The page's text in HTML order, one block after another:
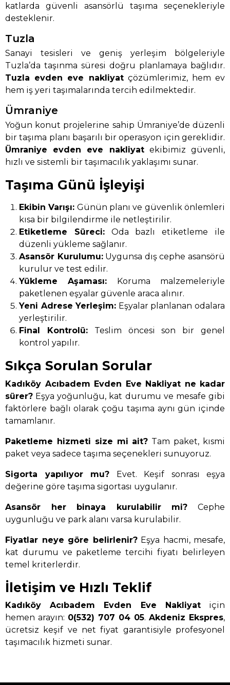
katlarda güvenli asansörlü taşıma seçenekleriyle
desteklenir.
Tuzla
Sanayi tesisleri ve geniş yerleşim bölgeleriyle
Tuzla’da taşınma süresi doğru planlamaya bağlıdır.
Tuzla evden eve nakliyatçözümlerimiz, hem ev
hem iş yeri taşımalarında tercih edilmektedir.
Ümraniye
Yoğun konut projelerine sahip Ümraniye’de düzenli
bir taşıma planı başarılı bir operasyon için gereklidir.
Ümraniye evden eve nakliyatekibimiz güvenli,
hızlı ve sistemli bir taşımacılık yaklaşımı sunar.
Taşıma Günü İşleyişi
Ekibin Varışı: Günün planı ve güvenlik önlemleri
kısa bir bilgilendirme ile netleştirilir.
Etiketleme Süreci:Oda bazlı etiketleme ile
düzenli yükleme sağlanır.
Asansör Kurulumu:Uygunsa dış cephe asansörü
kurulur ve test edilir.
Yükleme Aşaması: Koruma malzemeleriyle
paketlenen eşyalar güvenle araca alınır.
Yeni Adrese Yerleşim: Eşyalar planlanan odalara
yerleştirilir.
Final Kontrolü: Teslim öncesi son bir genel
kontrol yapılır.
Sıkça Sorulan Sorular
Kadıköy Acıbadem Evden Eve Nakliyat ne kadar
sürer? Eşya yoğunluğu, kat durumu ve mesafe gibi
faktörlere bağlı olarak çoğu taşıma aynı gün içinde
tamamlanır.
Paketleme hizmeti size mi ait? Tam paket, kısmi
paket veya sadece taşıma seçenekleri sunuyoruz.
Sigorta yapılıyor mu? Evet. Keşif sonrası eşya
değerine göre taşıma sigortası uygulanır.
Asansör her binaya kurulabilir mi? Cephe
uygunluğu ve park alanı varsa kurulabilir.
Fiyatlar neye göre belirlenir?Eşya hacmi, mesafe,
kat durumu ve paketleme tercihi fiyatı belirleyen
temel kriterlerdir.
İletişim ve Hızlı Teklif
Kadıköy Acıbadem Evden Eve Nakliyatiçin
hemen arayın: 0(532) 707 04 05. Akdeniz Ekspres,
ücretsiz keşif ve net fiyat garantisiyle profesyonel
taşımacılık hizmeti sunar.